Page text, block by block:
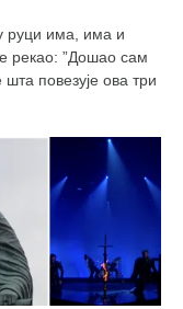
руци има, има и
рекао: ”Дошао сам
повезује ова три